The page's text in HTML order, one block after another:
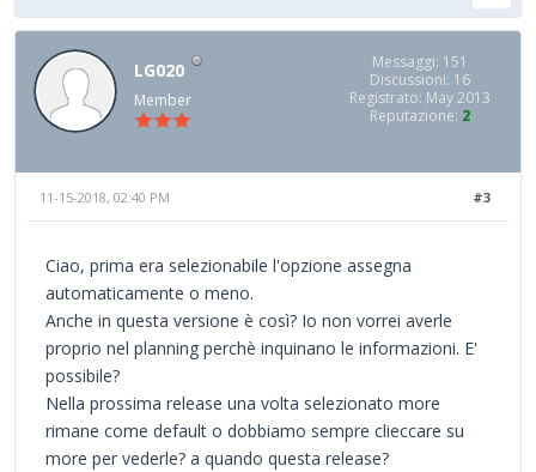
LG020
Member
Messaggi: 151
Discussioni: 16
Registrato: May 2013
Reputazione: 2
#3
11-15-2018, 02:40 PM
Ciao, prima era selezionabile l'opzione assegna
automaticamente o meno.
Anche in questa versione è così? Io non vorrei averle
proprio nel planning perchè inquinano le informazioni. E'
possibile?
Nella prossima release una volta selezionato more
rimane come default o dobbiamo sempre clieccare su
more per vederle? a quando questa release?